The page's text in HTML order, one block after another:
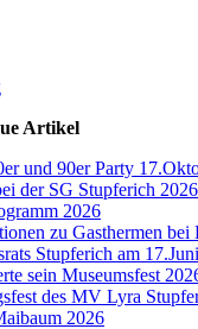
Artikel
und 90er Party
der SG Stupferich 2026
2026
zu Gasthermen bei
Stupferich am
sein Museumsfest
des MV Lyra
2026